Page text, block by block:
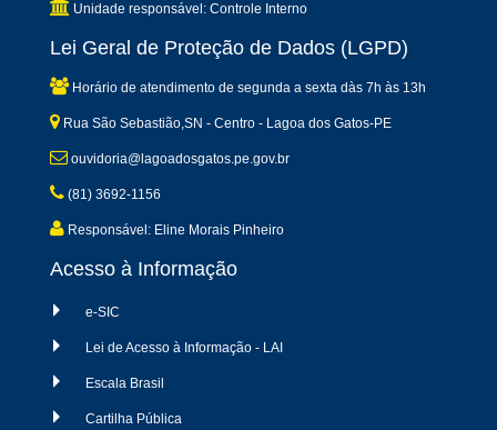
Unidade responsável: Controle Interno
Lei Geral de Proteção de Dados (LGPD)
Horário de atendimento de segunda a sexta dàs 7h às 13h
Rua São Sebastião,SN - Centro - Lagoa dos Gatos-PE
ouvidoria@lagoadosgatos.pe.gov.br
(81) 3692-1156
Responsável: Eline Morais Pinheiro
Acesso à Informação
e-SIC
Lei de Acesso à Informação - LAI
Escala Brasil
Cartilha Pública